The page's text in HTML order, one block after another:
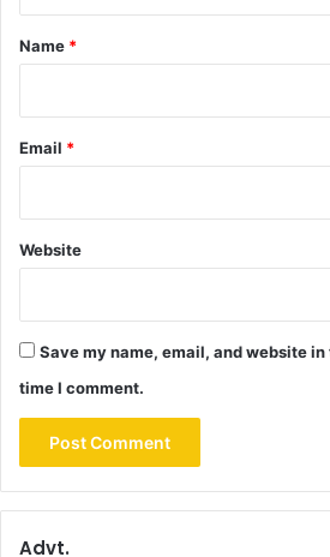
*
Name *
Email *
Website
Save my name, email, and website
time I comment.
Advt.